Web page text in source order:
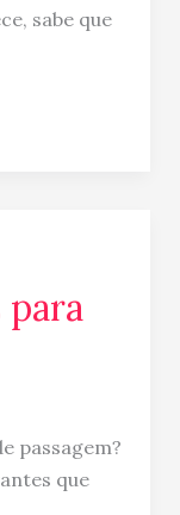
sabe que
para
passagem?
que